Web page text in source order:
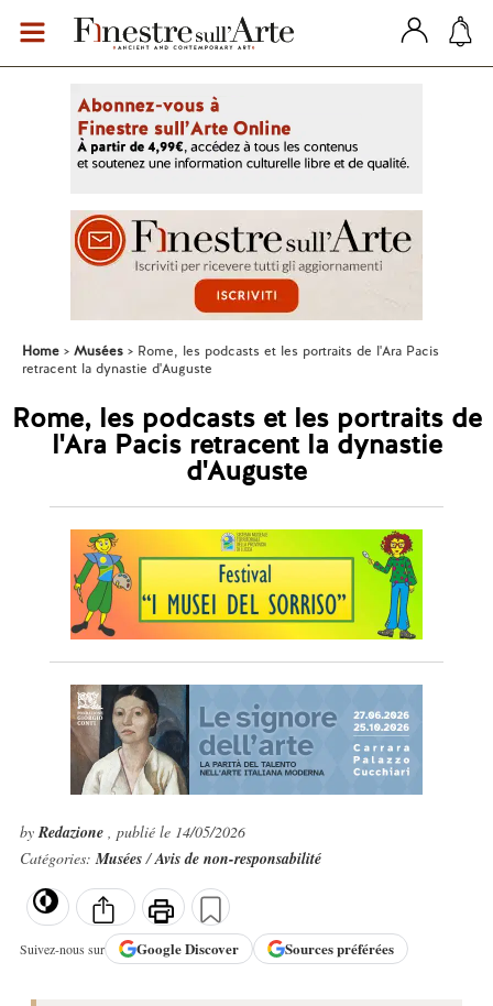
Home Musées
Rome, les podcasts et les portraits de l'Ara Pacis
retracent la dynastie d'Auguste
Rome, les podcasts et les portraits de
l'Ara Pacis retracent la dynastie
d'Auguste
byRedazione , publié le 14/05/2026
Catégories:Musées/Avis de non-responsabilité
Suivez-nous sur GoogleDiscover Sources préférées